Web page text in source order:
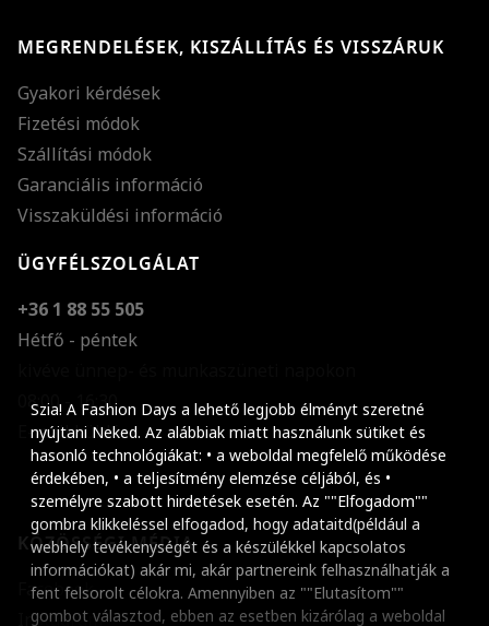
Szia! A Fashion Days a lehető legjobb élményt szeretné
nyújtani Neked. Az alábbiak miatt használunk sütiket és
hasonló technológiákat: • a weboldal megfelelő működése
érdekében, • a teljesítmény elemzése céljából, és •
személyre szabott hirdetések esetén. Az ""Elfogadom""
gombra klikkeléssel elfogadod, hogy adataitd(például a
webhely tevékenységét és a készülékkel kapcsolatos
információkat) akár mi, akár partnereink felhasználhatják a
fent felsorolt célokra. Amennyiben az ""Elutasítom""
gombot választod, ebben az esetben kizárólag a weboldal
MEGRENDELÉSEK, KISZÁLLÍTÁS ÉS VISSZÁRUK
Gyakori kérdések
Fizetési módok
Szállítási módok
Garanciális információ
Visszaküldési információ
ÜGYFÉLSZOLGÁLAT
+36 1 88 55 505
Hétfő - péntek
08:00 - 16:30
E-mail küldése
KÖZÖSSÉGI MÉDIA
Facebook
Instagram
Szöveg méretének
Szóköz növelése
Szóköz csökkentése
Sortávolság
Sortávolság